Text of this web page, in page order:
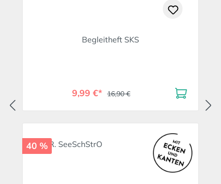
Begleitheft SKS
9,99 €* 16,90 €
40 %